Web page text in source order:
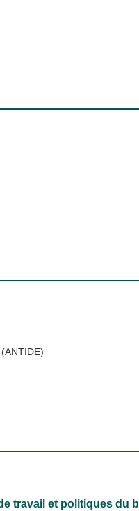
travail et politiques du